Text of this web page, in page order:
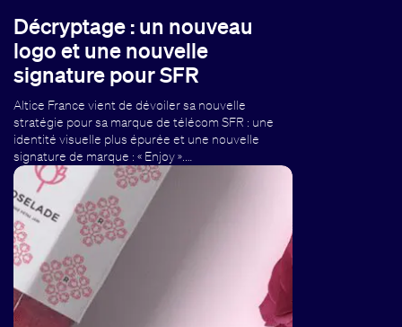
Décryptage : un nouveau
logo et une nouvelle
signature pour SFR
Altice France vient de dévoiler sa nouvelle
stratégie pour sa marque de télécom SFR : une
identité visuelle plus épurée et une nouvelle
signature de marque : « Enjoy ».…